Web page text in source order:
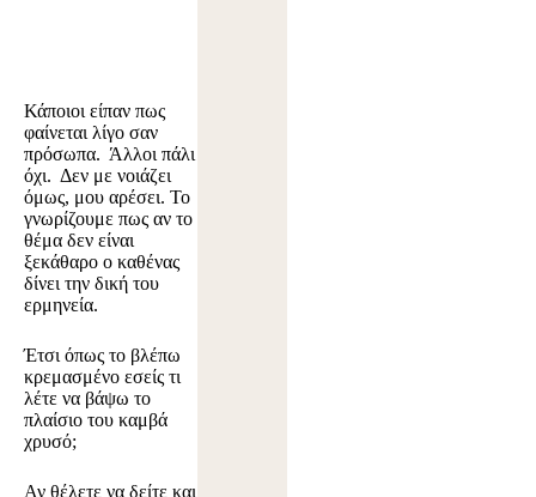
Κάποιοι είπαν πως
φαίνεται λίγο σαν
πρόσωπα. Άλλοι πάλι
όχι. Δεν με νοιάζει
όμως, μου αρέσει. Το
γνωρίζουμε πως αν το
θέμα δεν είναι
ξεκάθαρο ο καθένας
δίνει την δική του
ερμηνεία.
Έτσι όπως το βλέπω
κρεμασμένο εσείς τι
λέτε να βάψω το
πλαίσιο του καμβά
χρυσό;
Αν θέλετε να δείτε και